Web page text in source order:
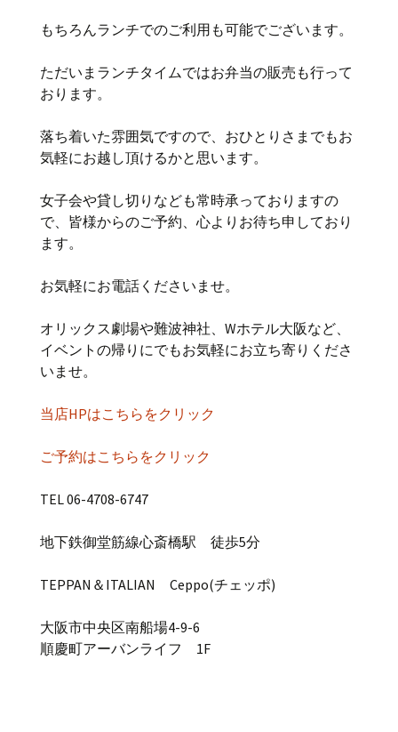
もちろんランチでのご利用も可能でございます。
ただいまランチタイムではお弁当の販売も行って
おります。
落ち着いた雰囲気ですので、おひとりさまでもお
気軽にお越し頂けるかと思います。
女子会や貸し切りなども常時承っておりますの
で、皆様からのご予約、心よりお待ち申しており
ます。
お気軽にお電話くださいませ。
オリックス劇場や難波神社、Wホテル大阪など、
イベントの帰りにでもお気軽にお立ち寄りくださ
いませ。
当店HPはこちらをクリック
ご予約はこちらをクリック
TEL 06-4708-6747
地下鉄御堂筋線心斎橋駅 徒歩5分
TEPPAN＆ITALIAN Ceppo(チェッポ)
大阪市中央区南船場4-9-6
順慶町アーバンライフ 1F